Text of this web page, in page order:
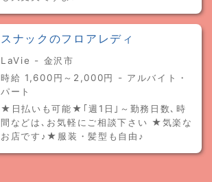
スナックのフロアレディ
LaVie - 金沢市
時給 1,600円～2,000円 - アルバイト・
パート
★日払いも可能★｢週1日｣～勤務日数､時
間などは､お気軽にご相談下さい ★気楽な
お店です♪★服装・髪型も自由♪